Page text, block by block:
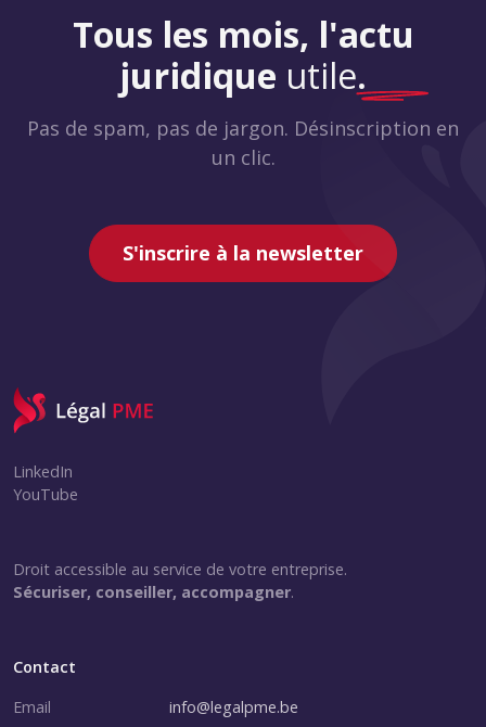
Tous les mois, l'actu
juridique utile.
Pas de spam, pas de jargon. Désinscription en
un clic.
S'inscrire à la newsletter
LinkedIn
YouTube
Droit accessible au service de votre entreprise.
Sécuriser, conseiller, accompagner.
Contact
Email
info@legalpme.be